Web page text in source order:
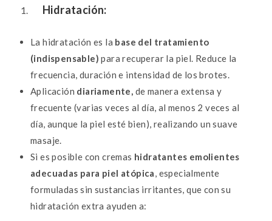
Hidratación:
La hidratación es la base del tratamiento
(indispensable) para recuperar la piel. Reduce la
frecuencia, duración e intensidad de los brotes.
Aplicación diariamente, de manera extensa y
frecuente (varias veces al día, al menos 2 veces al
día, aunque la piel esté bien), realizando un suave
masaje.
Si es posible con cremas hidratantes emolientes
adecuadas para piel atópica, especialmente
formuladas sin sustancias irritantes, que con su
hidratación extra ayuden a: